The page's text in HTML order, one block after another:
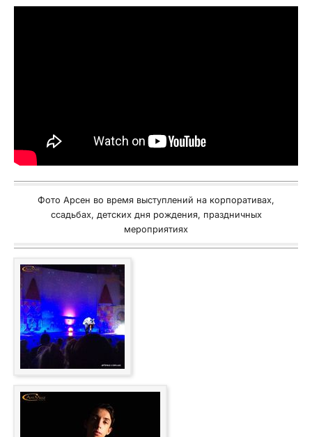
Фото Арсен во время выступлений на корпоративах,
ссадьбах, детских дня рождения, праздничных
мероприятиях